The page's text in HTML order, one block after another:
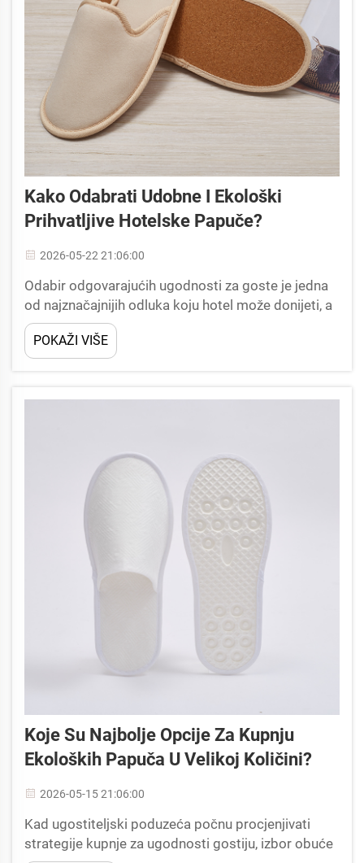
Kako Odabrati Udobne I Ekološki
Prihvatljive Hotelske Papuče?
2026-05-22 21:06:00
Odabir odgovarajućih ugodnosti za goste je jedna
od najznačajnijih odluka koju hotel može donijeti, a
malo stvari jasno komunicira brigu i vrijednosti od
papuča postavljenih u svakoj sobi.
POKAŽI VIŠE
Koje Su Najbolje Opcije Za Kupnju
Ekoloških Papuča U Velikoj Količini?
2026-05-15 21:06:00
Kad ugostiteljski poduzeća počnu procjenjivati
strategije kupnje za ugodnosti gostiju, izbor obuće